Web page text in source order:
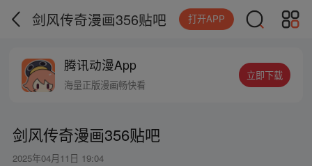
剑风传奇漫画356贴吧 打开APP
腾讯动漫App
海量正版漫画畅快看
立即下载
剑风传奇漫画356贴吧
2025年04月11日 19:04